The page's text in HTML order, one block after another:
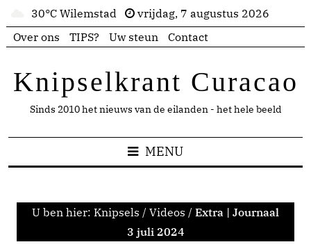
30°C Wilemstad
vrijdag, 7 augustus 2026
Over ons
TIPS? Uw steun Contact
Knipselkrant Curacao
Sinds 2010 het nieuws van de eilanden - het hele beeld
MENU
U ben hier: Knipsels / Videos / Extra | Journaal
3 juli 2024